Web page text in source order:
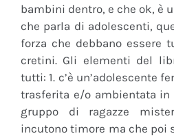
bambini dentro, e che ok, è
che parla di adolescenti,
forza che debbano essere
cretini. Gli elementi del
tutti: 1. c’è un’adolescente
trasferita e/o ambientata in
gruppo di ragazze
incutono timore ma che poi